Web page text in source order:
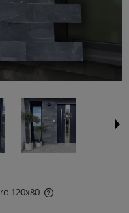
120x80
płatności